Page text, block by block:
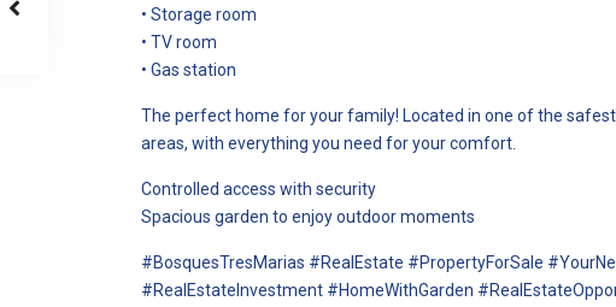
• Storage room
• TV room
• Gas station
The perfect home for your family! Located in one of the
areas, with everything you need for your comfort.
Controlled access with security
Spacious garden to enjoy outdoor moments
#BosquesTresMarias #RealEstate #PropertyForSale
#RealEstateInvestment #HomeWithGarden